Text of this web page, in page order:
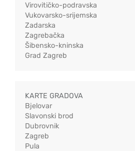
Virovitičko-podravska
Vukovarsko-srijemska
Zadarska
Zagrebačka
Šibensko-kninska
Grad Zagreb
KARTE GRADOVA
Bjelovar
Slavonski brod
Dubrovnik
Zagreb
Pula